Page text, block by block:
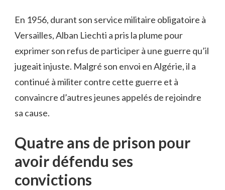
En 1956, durant son service militaire obligatoire à
Versailles, Alban Liechti a pris la plume pour
exprimer son refus de participer à une guerre qu’il
jugeait injuste. Malgré son envoi en Algérie, il a
continué à militer contre cette guerre et à
convaincre d’autres jeunes appelés de rejoindre
sa cause.
Quatre ans de prison pour
avoir défendu ses
convictions